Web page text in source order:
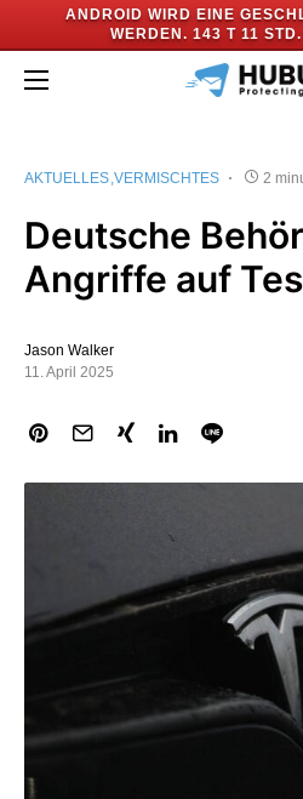
ANDROID WIRD EINE
WERDEN. 143 T 11
AKTUELLES VERMISCHTES 2
Deutsche
Angriffe auf
Jason Walker
11. April 2025